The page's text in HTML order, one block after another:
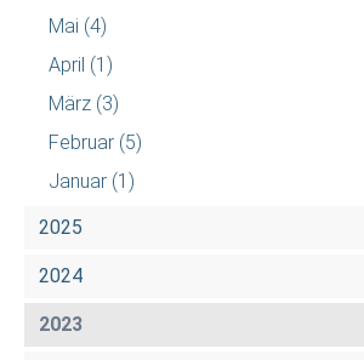
Mai (4)
April (1)
März (3)
Februar (5)
Januar (1)
2025
2024
2023